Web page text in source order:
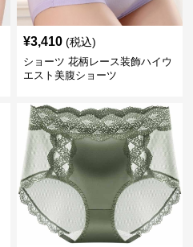
¥3,410 (税込)
ショーツ 花柄レース装飾ハイウ
エスト美腹ショーツ